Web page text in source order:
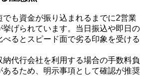
も資金が振り込まれるまでに2営業
挙げられています。当日振込や即日の
るとスピード面で劣る印象を受ける
納代行会社を利用する場合の手数料負
るため、明示事項として確認が推奨